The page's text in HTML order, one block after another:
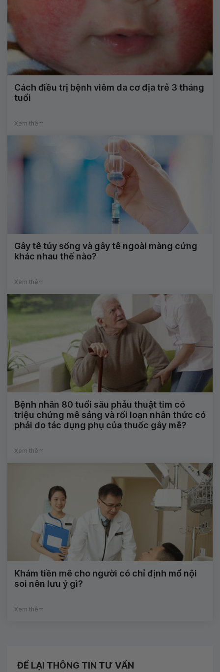
Cách điều trị bệnh viêm da cơ địa trẻ 3 tháng
tuổi
Xem thêm
Gây tê tủy sống và gây tê ngoài màng cứng
khác nhau thế nào?
Xem thêm
Bệnh nhân 80 tuổi sâu phẫu thuật tim có
triệu chứng mê sảng và rối loạn nhân thức có
phải do tác dụng phụ của thuốc gây mê?
Xem thêm
Khám tiền mê cho người có chỉ định mổ nội
soi nên lưu ý gì?
Xem thêm
ĐỂ LẠI THÔNG TIN TƯ VẤN